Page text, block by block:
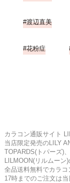
渡辺直美
花粉症
カラコン通販サイト
当店限定発売のLILY
TOPARDS(トパーズ)
LILMOON(リルムーン
全品送料無料でカラコ
17時までのご注文は当